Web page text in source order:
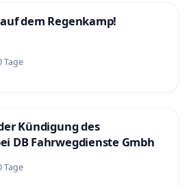
dem Regenkamp!
Tage
Kündigung des
DB Fahrwegdienste Gmbh
Tage